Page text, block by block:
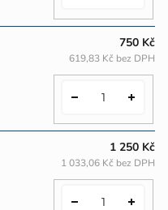
750 Kč
619,83 Kč bez DPH
1 250 Kč
1 033,06 Kč bez DPH